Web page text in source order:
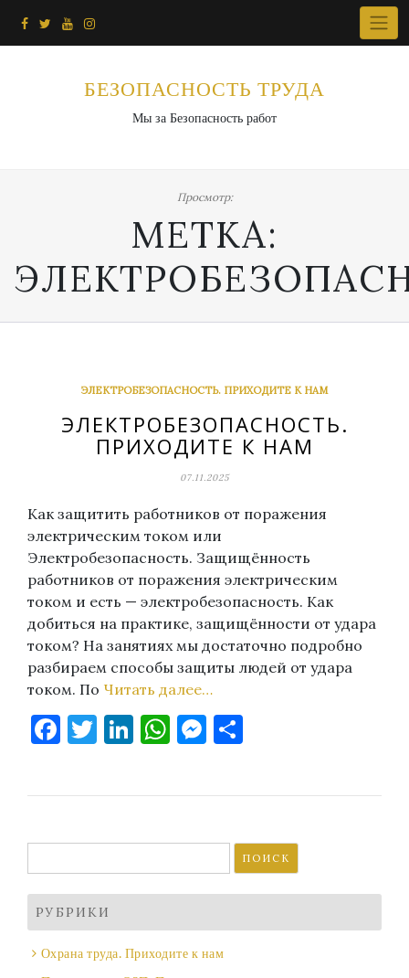
БЕЗОПАСНОСТЬ ТРУДА
Мы за Безопасность работ
Просмотр:
МЕТКА:
ЭЛЕКТРОБЕЗОПАСНОСТЬ. ПРИХОДИТЕ К НАМ
ЭЛЕКТРОБЕЗОПАСНОСТЬ.
ПРИХОДИТЕ К НАМ
07.11.2025
Как защитить работников от поражения
электрическим током или
Электробезопасность. Защищённость
работников от поражения электрическим
током и есть — электробезопасность. Как
добиться на практике, защищённости от удара
током? На занятиях мы достаточно подробно
разбираем способы защиты людей от удара
током. По Читать далее…
Facebook
Twitter
LinkedIn
WhatsApp
Messenger
РУБРИКИ
Охрана труда. Приходите к нам